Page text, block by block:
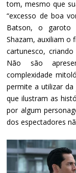
tom, mesmo que
“excesso de boa
Batson, o garoto
Shazam, auxiliam o
cartunesco,
Não são
complexidade
permite a utilizar
que ilustram as
por algum
dos espectadores